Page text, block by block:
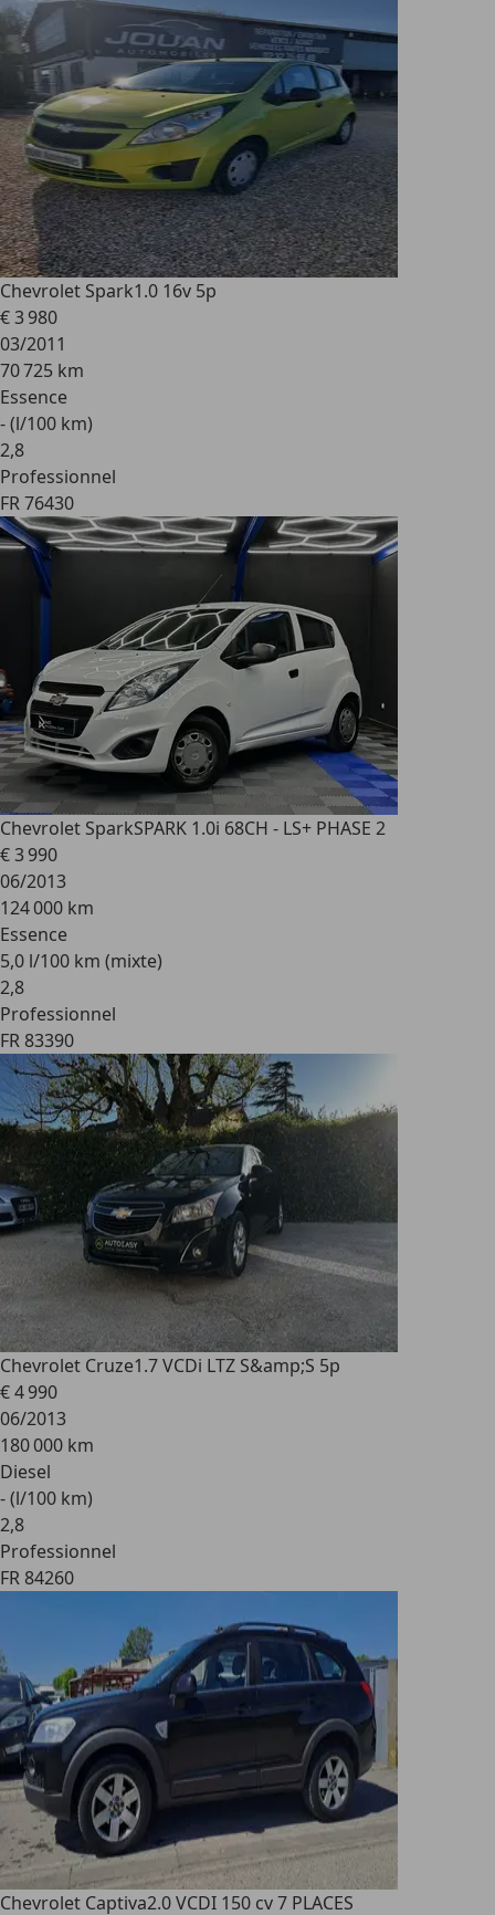
Chevrolet Spark1.0 16v 5p
€ 3 980
03/2011
70 725 km
Essence
- (l/100 km)
2,8
Professionnel
FR 76430
Chevrolet SparkSPARK 1.0i 68CH - LS+ PHASE 2
€ 3 990
06/2013
124 000 km
Essence
5,0 l/100 km (mixte)
2,8
Professionnel
FR 83390
Chevrolet Cruze1.7 VCDi LTZ S&amp;S 5p
€ 4 990
06/2013
180 000 km
Diesel
- (l/100 km)
2,8
Professionnel
FR 84260
Chevrolet Captiva2.0 VCDI 150 cv 7 PLACES